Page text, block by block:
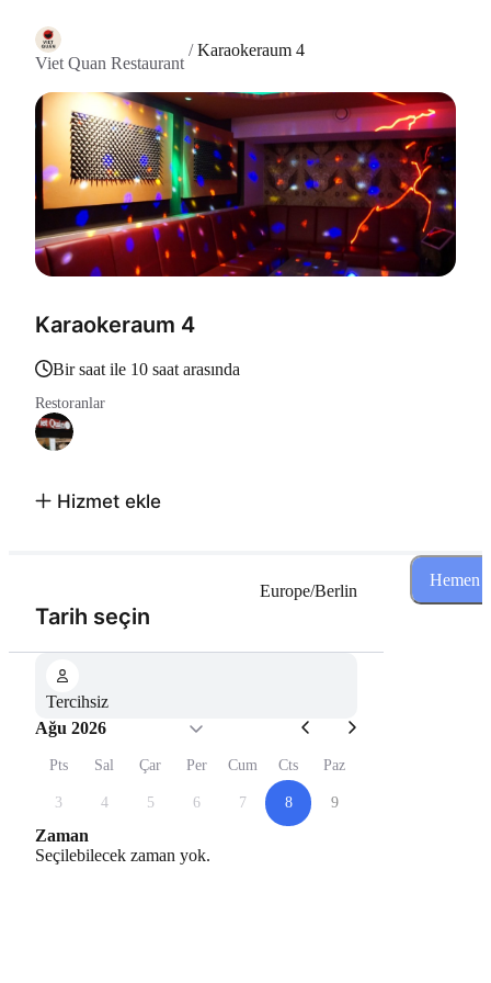
Viet Quan Restaurant
/Karaokeraum 4
Karaokeraum 4
bir saat ile 10 saat arasında
Restoranlar
Hizmet ekle
Tarih seçin
Europe/Berlin
Tercihsiz
Ağu 2026
Pts Sal Çar Per Cum Cts Paz
3 4 5 6 7 8 9
Zaman
Seçilebilecek zaman yok.
Hemen